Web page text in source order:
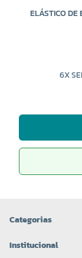
ELÁSTICO
6X
Categorias
Institucional